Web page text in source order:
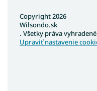
Copyright 2026
Wilsondo.sk
. Všetky práva
Upraviť nastavenie